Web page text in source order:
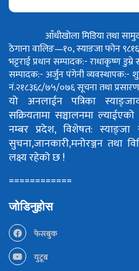
आँधीखोला मिडिया तथा
ठेगाना वालिङ—१०, स्याङजा फोन
भट्टराईप्रधान सम्पादक:- राधाकृष्ण डुम्रे
सम्पादक:- अर्जुन पंगेनीव्यवस्थापक:-
नं.२१८३६८/७५/०७६सूचना तथा
यो अनलाईन पत्रिका
सक्रियतामा सञ्चालनमा ल्याईएको
नम्बर प्रदेश, विशेषत: स्याङ्जा
सुचना,जानकारी,मनोरञ्जन तथा
लक्ष्य रहेको छ !
============
जोडिनुहोस
फेसबुक
युटूब